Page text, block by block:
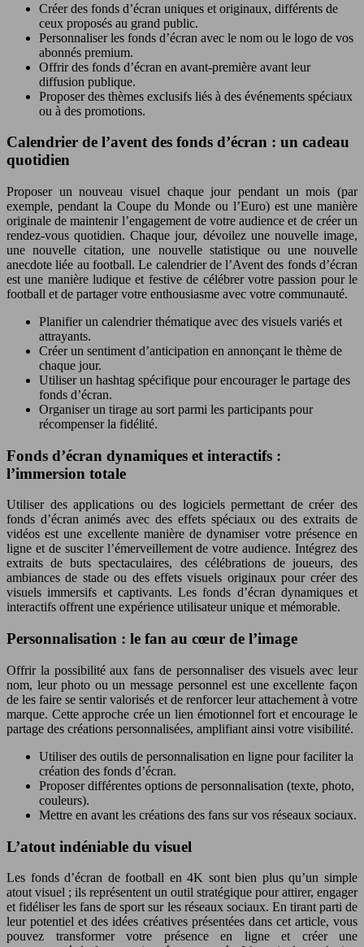
Créer des fonds d’écran uniques et originaux, différents de
ceux proposés au grand public.
Personnaliser les fonds d’écran avec le nom ou le logo de vos
abonnés premium.
Offrir des fonds d’écran en avant-première avant leur
diffusion publique.
Proposer des thèmes exclusifs liés à des événements spéciaux
ou à des promotions.
Calendrier de l’avent des fonds d’écran : un cadeau
quotidien
Proposer un nouveau visuel chaque jour pendant un mois (par
exemple, pendant la Coupe du Monde ou l’Euro) est une manière
originale de maintenir l’engagement de votre audience et de créer un
rendez-vous quotidien. Chaque jour, dévoilez une nouvelle image,
une nouvelle citation, une nouvelle statistique ou une nouvelle
anecdote liée au football. Le calendrier de l’Avent des fonds d’écran
est une manière ludique et festive de célébrer votre passion pour le
football et de partager votre enthousiasme avec votre communauté.
Planifier un calendrier thématique avec des visuels variés et
attrayants.
Créer un sentiment d’anticipation en annonçant le thème de
chaque jour.
Utiliser un hashtag spécifique pour encourager le partage des
fonds d’écran.
Organiser un tirage au sort parmi les participants pour
récompenser la fidélité.
Fonds d’écran dynamiques et interactifs :
l’immersion totale
Utiliser des applications ou des logiciels permettant de créer des
fonds d’écran animés avec des effets spéciaux ou des extraits de
vidéos est une excellente manière de dynamiser votre présence en
ligne et de susciter l’émerveillement de votre audience. Intégrez des
extraits de buts spectaculaires, des célébrations de joueurs, des
ambiances de stade ou des effets visuels originaux pour créer des
visuels immersifs et captivants. Les fonds d’écran dynamiques et
interactifs offrent une expérience utilisateur unique et mémorable.
Personnalisation : le fan au cœur de l’image
Offrir la possibilité aux fans de personnaliser des visuels avec leur
nom, leur photo ou un message personnel est une excellente façon
de les faire se sentir valorisés et de renforcer leur attachement à votre
marque. Cette approche crée un lien émotionnel fort et encourage le
partage des créations personnalisées, amplifiant ainsi votre visibilité.
Utiliser des outils de personnalisation en ligne pour faciliter la
création des fonds d’écran.
Proposer différentes options de personnalisation (texte, photo,
couleurs).
Mettre en avant les créations des fans sur vos réseaux sociaux.
L’atout indéniable du visuel
Les fonds d’écran de football en 4K sont bien plus qu’un simple
atout visuel ; ils représentent un outil stratégique pour attirer, engager
et fidéliser les fans de sport sur les réseaux sociaux. En tirant parti de
leur potentiel et des idées créatives présentées dans cet article, vous
pouvez transformer votre présence en ligne et créer une